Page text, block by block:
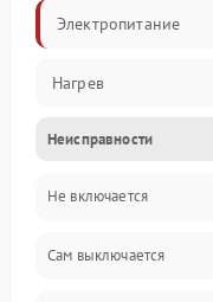
Электропитание
Нагрев
Неисправности
Не включается
Сам выключается